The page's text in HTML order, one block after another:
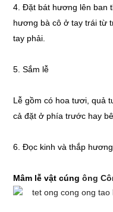
4. Đặt bát hương lên ban
hương bà cô ở tay trái từ
tay phải.
5. Sắm lễ
Lễ gồm có hoa tươi, quả
cả đặt ở phía trước hay
6. Đọc kinh và thắp hương
Mâm lễ vật cúngông